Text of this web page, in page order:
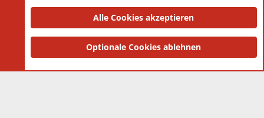
Datenschutzerklärung Impressum
Community platform by XenForo® © 2010-2025 XenForo Ltd.
and add-ons by ThemeHouse
Alle Cookies akzeptieren
Optionale Cookies ablehnen